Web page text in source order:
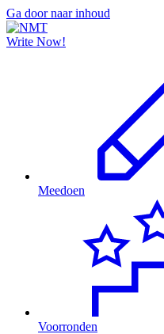
Ga door naar inhoud
Write Now!
Meedoen
Voorronden